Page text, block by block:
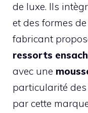
de luxe. Ils
et des formes
fabricant
ressorts
avec une
particularité
par cette